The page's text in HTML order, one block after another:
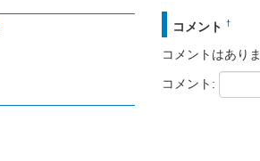
コメント †
コメントはあり
コメント: